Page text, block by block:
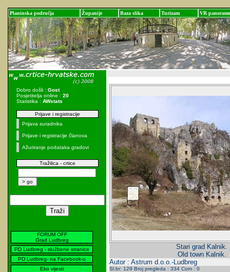
Planinska područja Županije Baza slika Turizam VR panorame
Dobro došli : Gost
Posjetitelja online : 20
Statistika : AWstats
Prijave i registracije
Prijava suradnika
Prijave i registracije članova
Ažuriranje podataka gradovi
Tražilica - crtice
FORUM OFF
Grad Ludbreg
PD Ludbreg - službene stranice
PD Ludbreg- na Facebook-u
Eko vijesti
Stari grad Kalnik.
Old town Kalnik.
Autor : Astrum d.o.o.-Ludbreg
Sl.br: 129 Broj pregleda : 334 Com : 0